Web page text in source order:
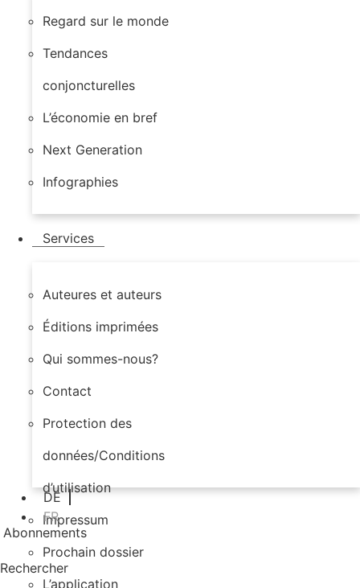
Regard sur le monde
Tendances
conjoncturelles
L’économie en bref
Next Generation
Infographies
Services
Auteures et auteurs
Éditions imprimées
Qui sommes-nous?
Contact
Protection des
données/Conditions
d’utilisation
Impressum
Prochain dossier
L’application
DE
FR
Abonnements
Rechercher